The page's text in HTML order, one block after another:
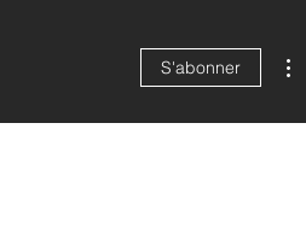
S'abonner